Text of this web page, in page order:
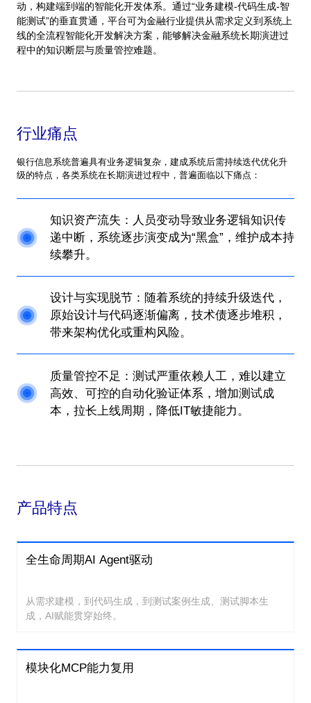
动，构建端到端的智能化开发体系。通过“业务建模-代码生成-智
能测试”的垂直贯通，平台可为金融行业提供从需求定义到系统上
线的全流程智能化开发解决方案，能够解决金融系统长期演进过
程中的知识断层与质量管控难题。
行业痛点
银行信息系统普遍具有业务逻辑复杂，建成系统后需持续迭代优化升
级的特点，各类系统在长期演进过程中，普遍面临以下痛点：
知识资产流失：人员变动导致业务逻辑知识传
递中断，系统逐步演变成为“黑盒”，维护成本持
续攀升。
设计与实现脱节：随着系统的持续升级迭代，
原始设计与代码逐渐偏离，技术债逐步堆积，
带来架构优化或重构风险。
质量管控不足：测试严重依赖人工，难以建立
高效、可控的自动化验证体系，增加测试成
本，拉长上线周期，降低IT敏捷能力。
产品特点
全生命周期AI Agent驱动
从需求建模，到代码生成，到测试案例生成、测试脚本生
成，AI赋能贯穿始终。
模块化MCP能力复用